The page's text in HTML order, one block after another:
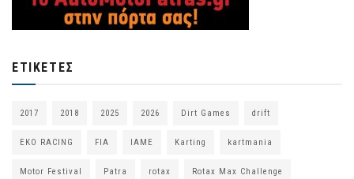
ΕΤΙΚΈΤΕΣ
2017 2018 2025 2026 Dirt Games drift
EKO RACING FIA IAME Karting kartmania
Motor Festival Patra rotax Rotax Max Challenge